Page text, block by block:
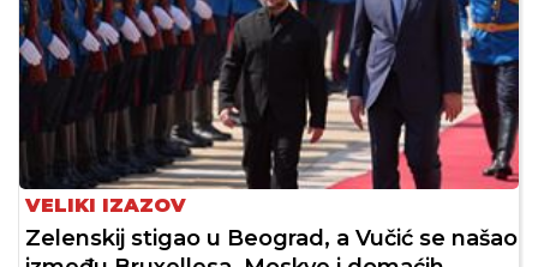
VELIKI IZAZOV
Zelenskij stigao u Beograd, a Vučić se našao